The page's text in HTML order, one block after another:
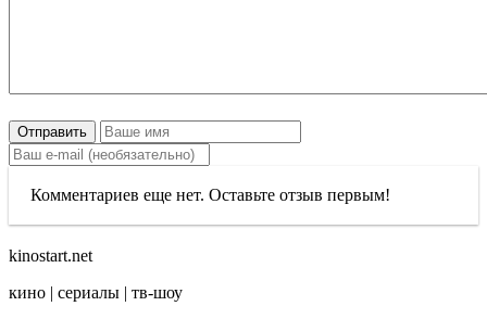
Отправить
Комментариев еще нет. Оставьте отзыв первым!
kinostart.net
кино | сериалы | тв-шоу